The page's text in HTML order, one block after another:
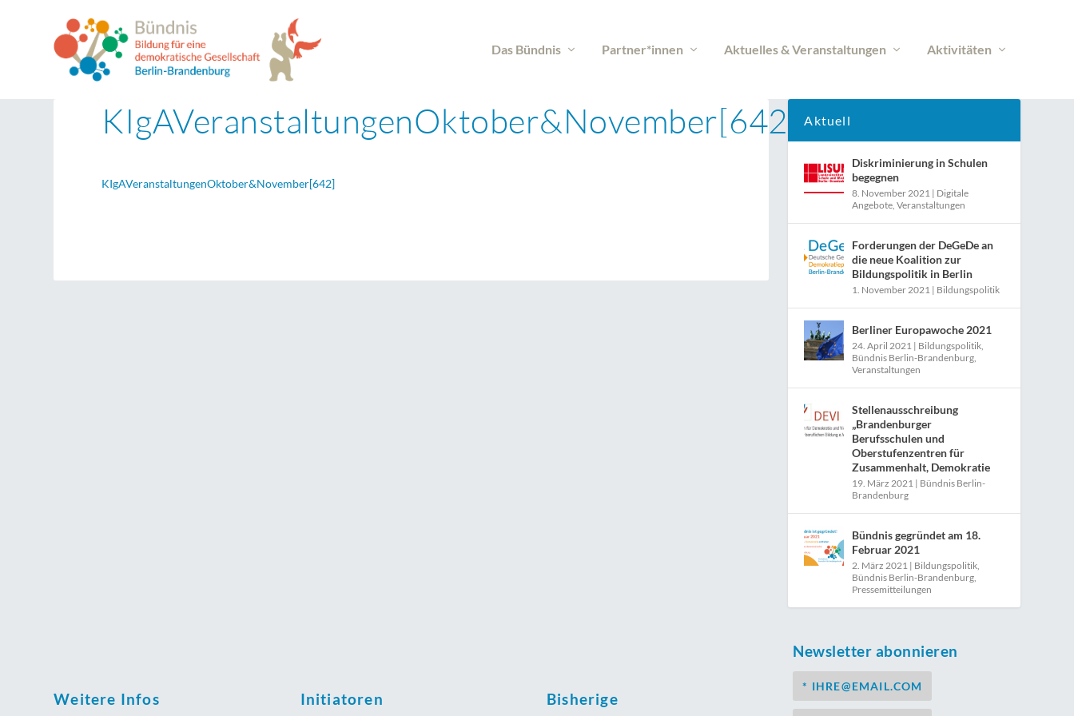
Das Bündnis Partner*innen Aktuelles & Veranstaltungen Aktivitäten
KIgAVeranstaltungenOktober&November[642]
KIgAVeranstaltungenOktober&November[642]
Aktuell
Diskriminierung in Schulen
begegnen
8. November 2021 | Digitale
Angebote,Veranstaltungen
Forderungen der DeGeDe an
die neue Koalition zur
Bildungspolitik in Berlin
1. November 2021 | Bildungspolitik
Berliner Europawoche 2021
24. April 2021 | Bildungspolitik,
Bündnis Berlin-Brandenburg,
Veranstaltungen
Stellenausschreibung
„Brandenburger
Berufsschulen und
Oberstufenzentren für
Zusammenhalt, Demokratie
19. März 2021 | Bündnis Berlin-
Brandenburg
Bündnis gegründet am 18.
Februar 2021
2. März 2021 | Bildungspolitik,
Bündnis Berlin-Brandenburg,
Pressemitteilungen
Weitere Infos Initiatoren
Bisherige
Newsletter abonnieren